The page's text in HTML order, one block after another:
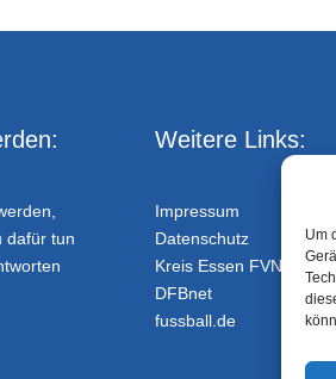
Um
dafür tun
Weitere Links:
Impressum
Datenschutz
Kreis Essen FVN
DFBnet
fussball.de